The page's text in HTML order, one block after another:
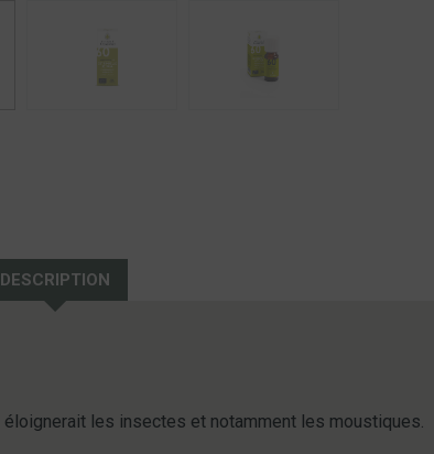
DESCRIPTION
éloignerait les insectes et notamment les moustiques.